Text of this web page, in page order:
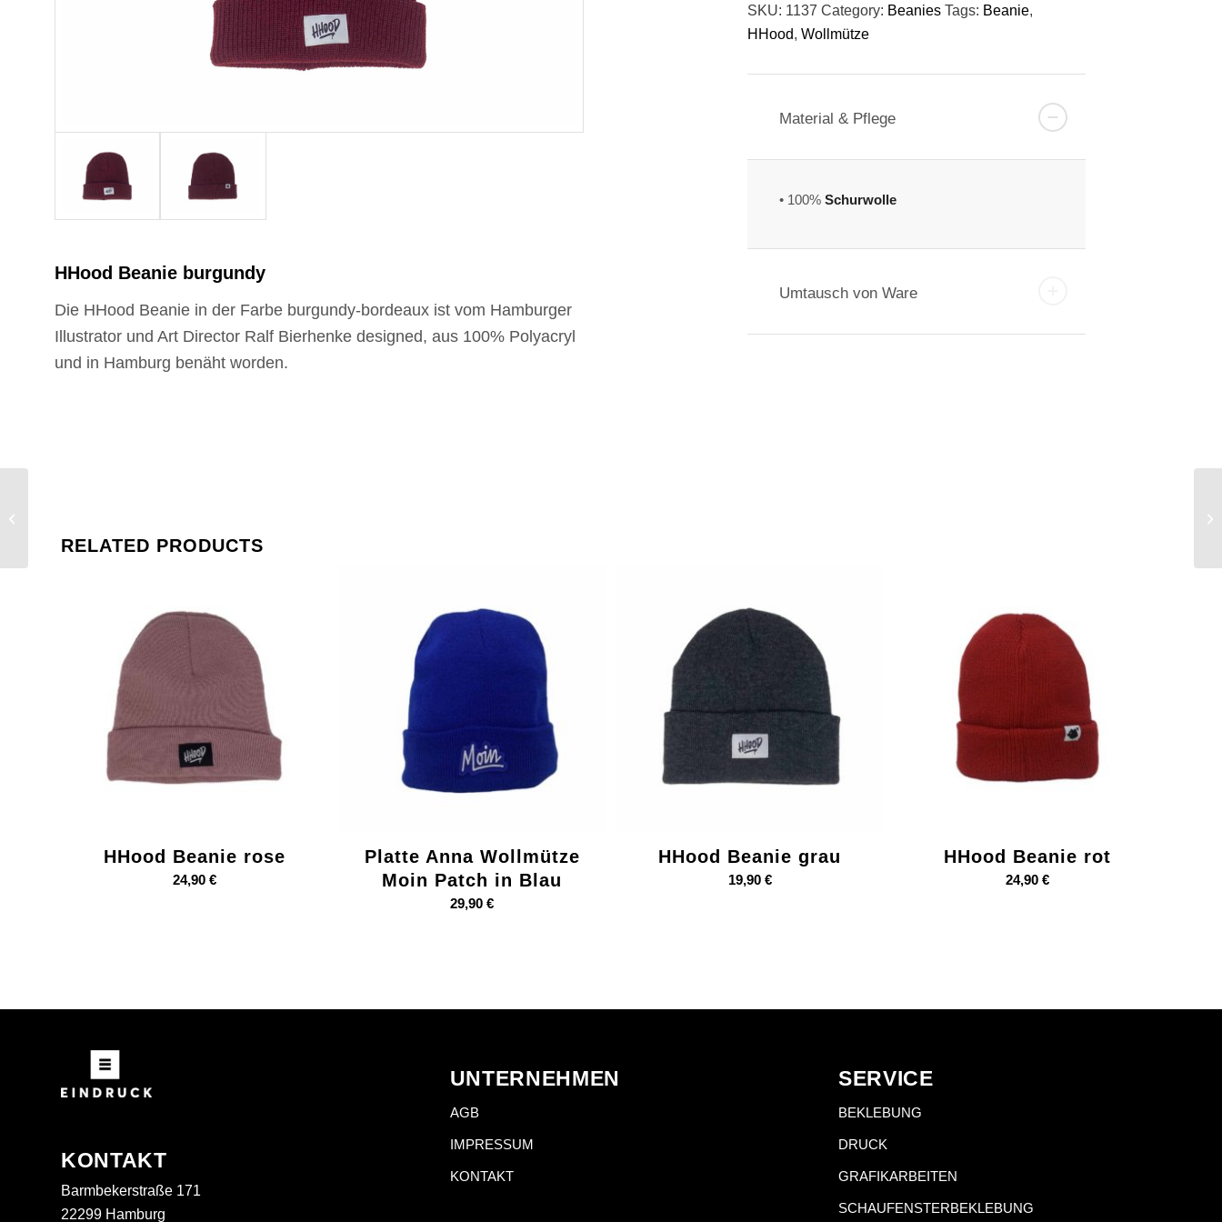
HHood Beanie burgundy
Die HHood Beanie in der Farbe burgundy-bordeaux ist vom Hamburger
Illustrator und Art Director Ralf Bierhenke designed, aus 100% Polyacryl
und in Hamburg benäht worden.
SKU: 1137 Category: Beanies Tags: Beanie,
HHood, Wollmütze
Material & Pflege
• 100% Schurwolle
Umtausch von Ware
RELATED PRODUCTS
HHood Beanie rose
24,90 €
Platte Anna Wollmütze
Moin Patch in Blau
29,90€
HHood Beanie grau
19,90 €
HHood Beanie rot
24,90€
KONTAKT
Barmbekerstraße 171
22299 Hamburg
UNTERNEHMEN
AGB
IMPRESSUM
KONTAKT
SERVICE
BEKLEBUNG
DRUCK
GRAFIKARBEITEN
SCHAUFENSTERBEKLEBUNG